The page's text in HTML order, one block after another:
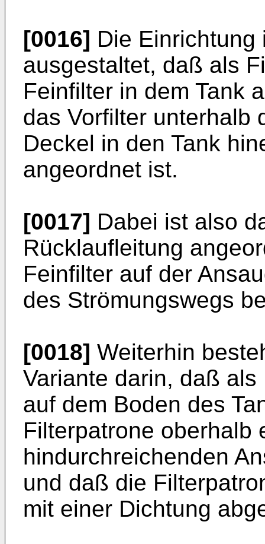
[0016] Die
ausgestaltet, daß als
Feinfilter in dem Tank
das Vorfilter unterhalb
Deckel in den Tank
angeordnet ist.
[0017] Dabei ist also
Rücklaufleitung
Feinfilter auf der
des Strömungswegs
[0018] Weiterhin
Variante darin, daß
auf dem Boden des
Filterpatrone oberhalb
hindurchreichenden
und daß die
mit einer Dichtung